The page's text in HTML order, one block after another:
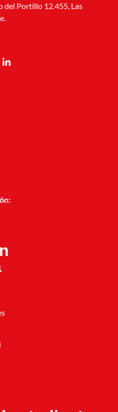
del Portillo 12.455, Las